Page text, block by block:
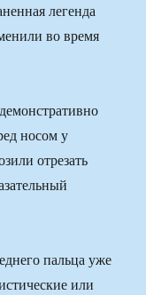
легенда
во время
носом у
отрезать
пальца уже
или